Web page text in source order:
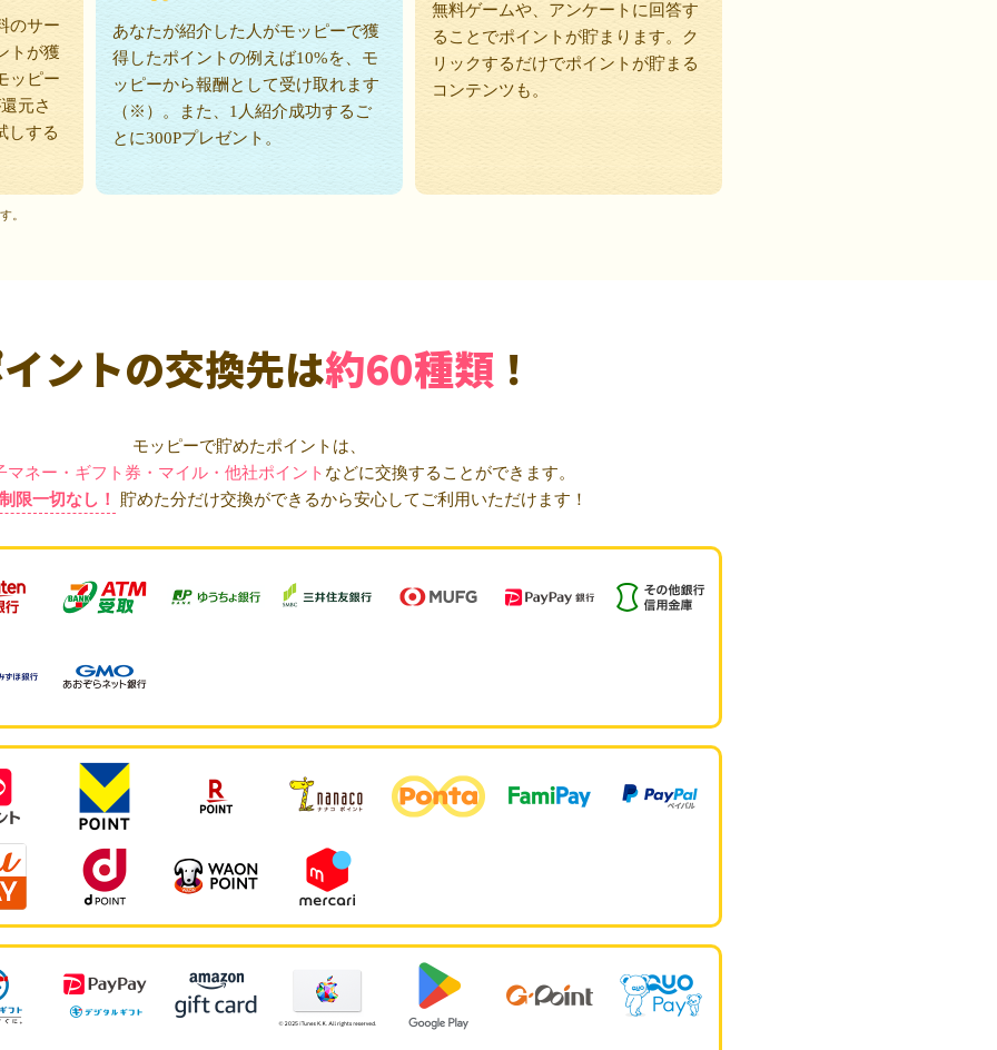
のサー
トが獲
ッピー
元さ
しする
あなたが紹介した人がモッピーで獲
得したポイントの例えば10%を、モ
ッピーから報酬として受け取れます
（※）。また、1人紹介成功するご
とに300Pプレゼント。
無料ゲームや、アンケートに回答す
ることでポイントが貯まります。ク
リックするだけでポイントが貯まる
コンテンツも。
。
ントの交換先は約60種類 ！
モッピーで貯めたポイントは、
マネー・ギフト券・マイル・他社ポイント などに交換することができます。
限一切なし！
貯めた分だけ交換ができるから安心してご利用いただけます！